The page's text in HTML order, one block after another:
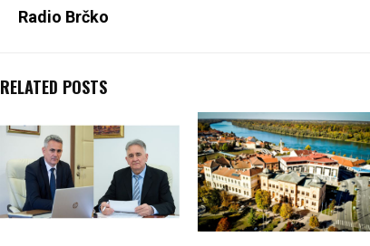
Radio Brčko
RELATED POSTS